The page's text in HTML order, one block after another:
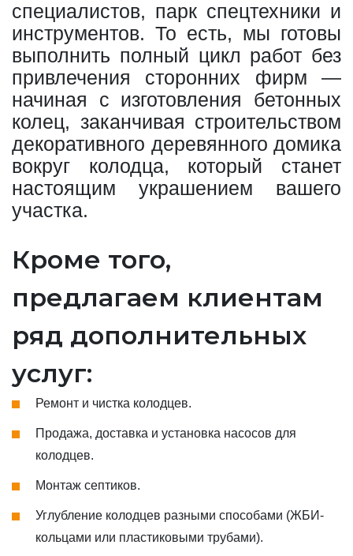
специалистов, парк спецтехники и
инструментов. То есть, мы готовы
выполнить полный цикл работ без
привлечения сторонних фирм —
начиная с изготовления бетонных
колец, заканчивая строительством
декоративного деревянного домика
вокруг колодца, который станет
настоящим украшением вашего
участка.
Кроме того,
предлагаем клиентам
ряд дополнительных
услуг:
Ремонт и чистка колодцев.
Продажа, доставка и установка насосов для
колодцев.
Монтаж септиков.
Углубление колодцев разными способами (ЖБИ-
кольцами или пластиковыми трубами).